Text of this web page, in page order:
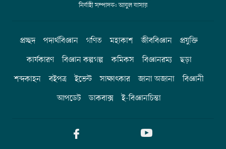
নির্বাহী সম্পাদক: আবুল বাসার
প্রচ্ছদ পদার্থবিজ্ঞান গণিত মহাকাশ জীববিজ্ঞান
প্রযুক্তি
কার্যকারণ
বিজ্ঞান কল্পগল্প কমিকস বিজ্ঞানরম্য
ছড়া
শব্দকাহন
বইপত্র ইভেন্ট সাক্ষাৎকার জানা অজানা
বিজ্ঞানী
আপডেট
ডাকবাক্স ই-বিজ্ঞানচিন্তা